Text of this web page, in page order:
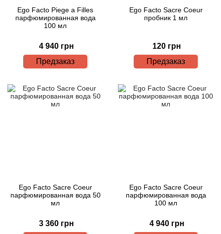
Ego Facto Piege a Filles
парфюмированная вода
100 мл
4 940 грн
Предзаказ
Ego Facto Sacre Coeur
пробник 1 мл
120 грн
Предзаказ
Ego Facto Sacre Coeur
парфюмированная вода 50
мл
3 360 грн
Ego Facto Sacre Coeur
парфюмированная вода
100 мл
4 940 грн